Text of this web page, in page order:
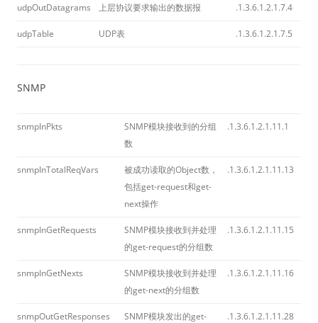
udpOutDatagrams 上层协议要求输出的数据报 .1.3.6.1.2.1.7.4
udpTable UDP表 .1.3.6.1.2.1.7.5
SNMP
snmpInPkts
SNMP模块接收到的分组
数
.1.3.6.1.2.1.11.1
snmpInTotalReqVars
被成功读取的Object数，
包括get-request和get-
next操作
.1.3.6.1.2.1.11.13
snmpInGetRequests
SNMP模块接收到并处理
的get-request的分组数
.1.3.6.1.2.1.11.15
snmpInGetNexts
SNMP模块接收到并处理
的get-next的分组数
.1.3.6.1.2.1.11.16
snmpOutGetResponses
SNMP模块发出的get-
.1.3.6.1.2.1.11.28